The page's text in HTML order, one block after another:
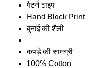
पैटर्न टाइप
Hand Block Print
बुनाई की शैली
कपड़े की सामग्री
100% Cotton